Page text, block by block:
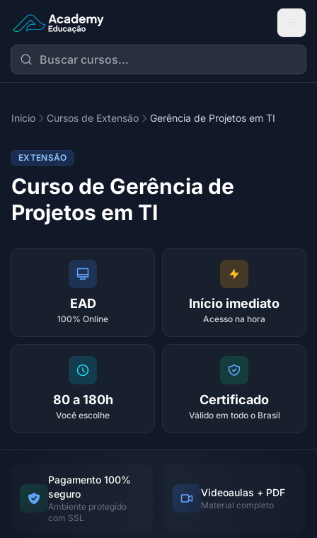
Academy Extensão
Início Cursos de Extensão Gerência de Projetos em TI
EXTENSÃO
Curso de Gerência de
Projetos em TI
EAD
100% Online
Início imediato
Acesso na hora
80 a 180h
Você escolhe
Certificado
Válido em todo o Brasil
Pagamento 100%
seguro
Ambiente protegido
com SSL
Videoaulas + PDF
Material completo